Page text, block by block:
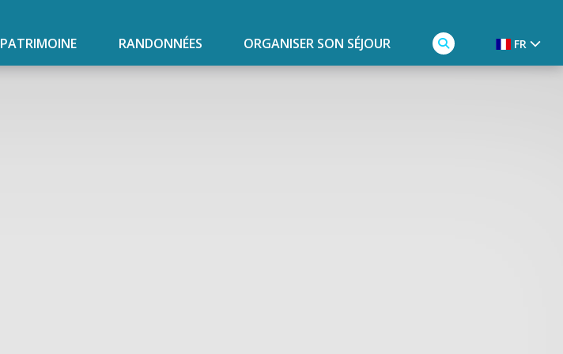
PATRIMOINE RANDONNÉES ORGANISER SON SÉJOUR FR